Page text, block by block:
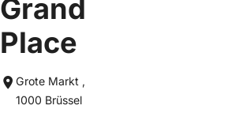
Grand
Place
Grote Markt ,
1000 Brüssel